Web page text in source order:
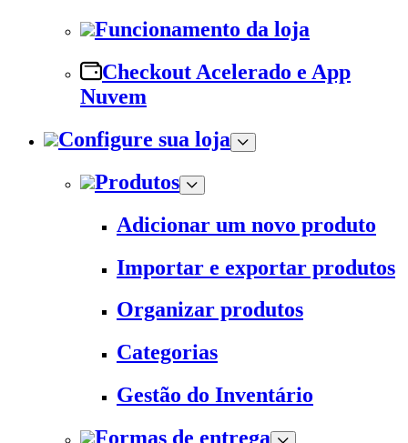
Funcionamento da loja
Checkout Acelerado e App
Nuvem
Configure sua loja
Produtos
Adicionar um novo produto
Importar e exportar produtos
Organizar produtos
Categorias
Gestão do Inventário
Formas de entrega